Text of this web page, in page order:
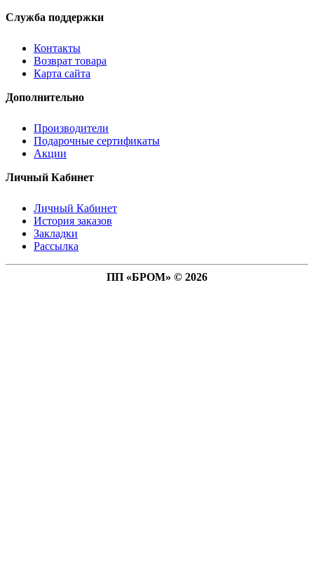
Служба поддержки
Контакты
Возврат товара
Карта сайта
Дополнительно
Производители
Подарочные сертификаты
Акции
Личный Кабинет
Личный Кабинет
История заказов
Закладки
Рассылка
ПП «БРОМ» © 2026